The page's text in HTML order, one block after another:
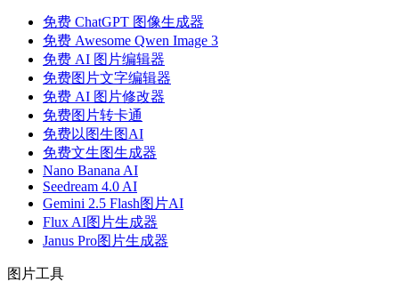
免费 ChatGPT 图像生成器
免费 Awesome Qwen Image 3
免费 AI 图片编辑器
免费图片文字编辑器
免费 AI 图片修改器
免费图片转卡通
免费以图生图AI
免费文生图生成器
Nano Banana AI
Seedream 4.0 AI
Gemini 2.5 Flash图片AI
Flux AI图片生成器
Janus Pro图片生成器
图片工具